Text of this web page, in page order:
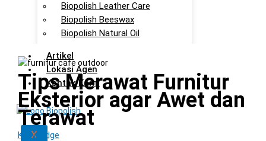
Biopolish Leather Care
Biopolish Beeswax
Biopolish Natural Oil
Artikel
Lokasi Agen
Kontak Kami
X
Tips Merawat Furnitur
Eksterior agar Awet dan
Terawat
Knowledge